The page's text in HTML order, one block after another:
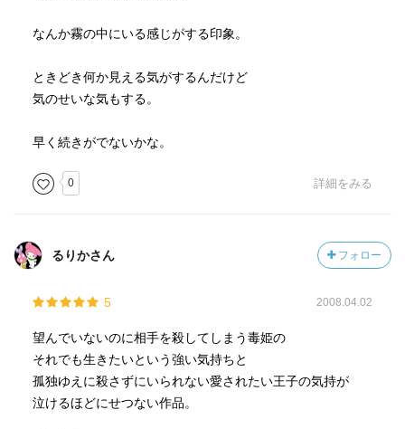
なんか霧の中にいる感じがする印象。
ときどき何か見える気がするんだけど
気のせいな気もする。
早く続きがでないかな。
0 詳細をみる
るりかさん フォロー
5 2008.04.02
望んでいないのに相手を殺してしまう毒姫の
それでも生きたいという強い気持ちと
孤独ゆえに殺さずにいられない愛されたい王子の気持が
泣けるほどにせつない作品。